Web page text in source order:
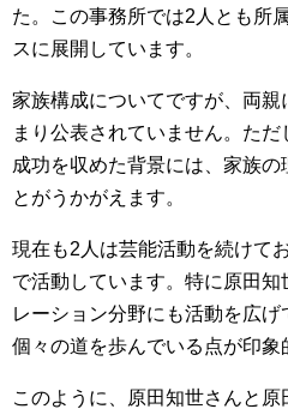
た。この事務所では2人とも所
スに展開しています。
家族構成についてですが、両
まり公表されていません。た
成功を収めた背景には、家族の
とがうかがえます。
現在も2人は芸能活動を続けて
で活動しています。特に原田
レーション分野にも活動を広
個々の道を歩んでいる点が印象
このように、原田知世さんと